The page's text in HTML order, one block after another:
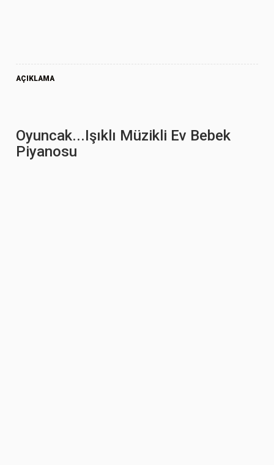
AÇIKLAMA
Oyuncak...Işıklı Müzikli Ev Bebek
Piyanosu